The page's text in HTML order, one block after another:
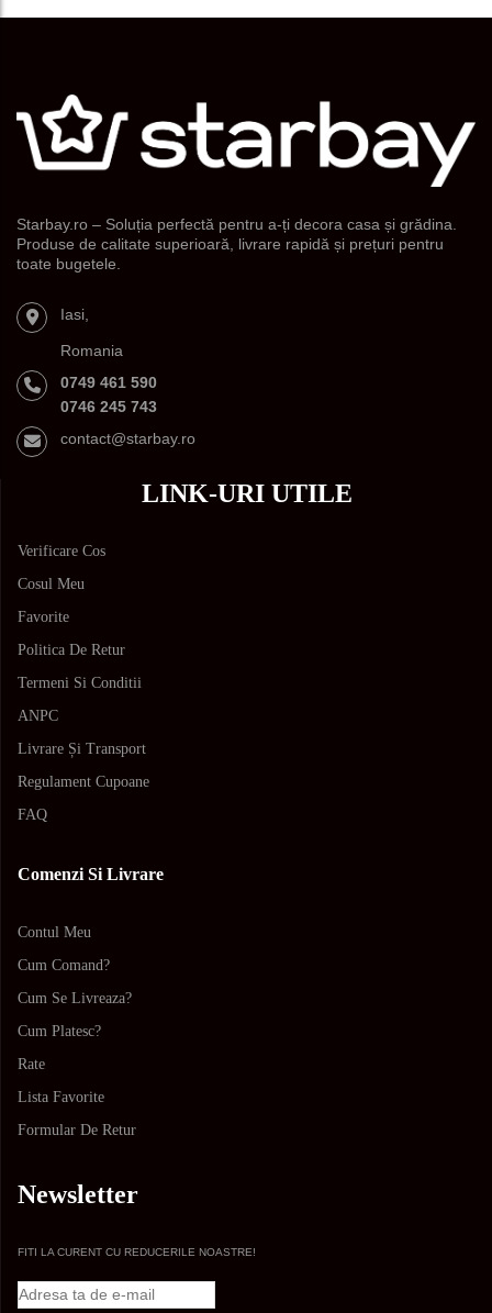
Starbay.ro – Soluția perfectă pentru a-ți decora casa și grădina.
Produse de calitate superioară, livrare rapidă și prețuri pentru
toate bugetele.
Iasi,
Romania
0749 461 590
0746 245 743
contact@starbay.ro
LINK-URI UTILE
Verificare Cos
Cosul Meu
Favorite
Politica De Retur
Termeni Si Conditii
ANPC
Livrare Și Transport
Regulament Cupoane
FAQ
Comenzi Si Livrare
Contul Meu
Cum Comand?
Cum Se Livreaza?
Cum Platesc?
Rate
Lista Favorite
Formular De Retur
Newsletter
FITI LA CURENT CU REDUCERILE NOASTRE!